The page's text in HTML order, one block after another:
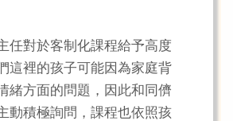
任對於客制化課程給予高度
這裡的孩子可能因為家庭背
緒方面的問題，因此和同儕
動積極詢問，課程也依照孩